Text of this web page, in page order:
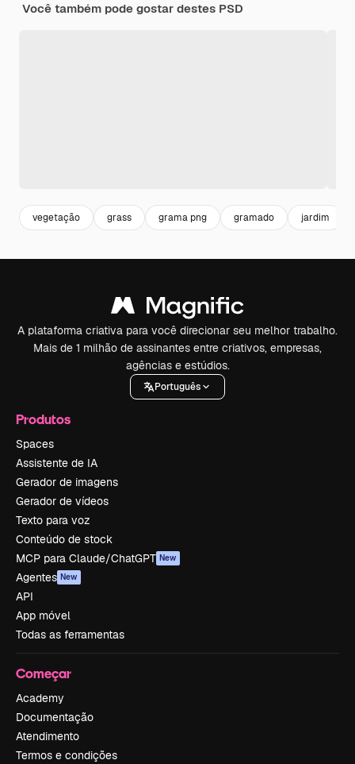
Você também pode gostar destes PSD
vegetação grass grama png gramado jardim
A plataforma criativa para você direcionar seu melhor trabalho.
Mais de 1 milhão de assinantes entre criativos, empresas,
agências e estúdios.
Português
Produtos
Spaces
Assistente de IA
Gerador de imagens
Gerador de vídeos
Texto para voz
Conteúdo de stock
MCP para Claude/ChatGPT New
Agentes New
API
App móvel
Todas as ferramentas
Começar
Academy
Documentação
Atendimento
Termos e condições